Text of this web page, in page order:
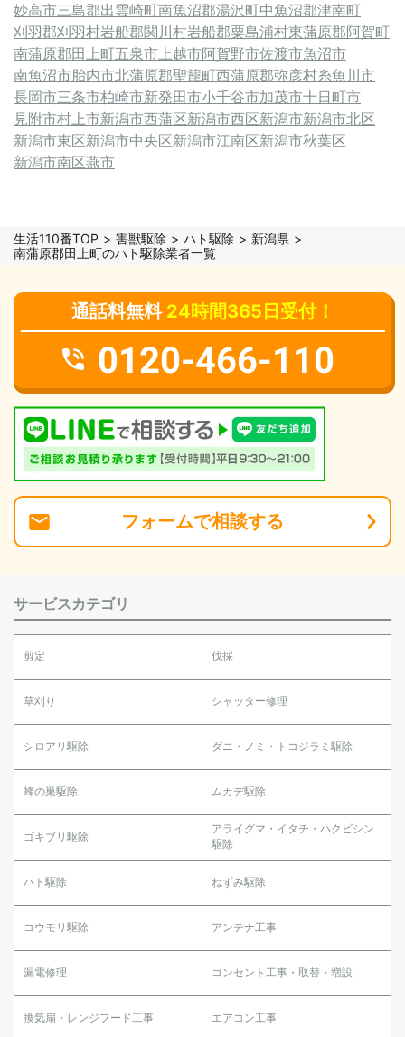
妙高市三島郡出雲崎町南魚沼郡湯沢町中魚沼郡津南町
刈羽郡刈羽村岩船郡関川村岩船郡粟島浦村東蒲原郡阿賀町
南蒲原郡田上町五泉市上越市阿賀野市佐渡市魚沼市
南魚沼市胎内市北蒲原郡聖籠町西蒲原郡弥彦村糸魚川市
長岡市三条市柏崎市新発田市小千谷市加茂市十日町市
見附市村上市新潟市西蒲区新潟市西区新潟市新潟市北区
新潟市東区新潟市中央区新潟市江南区新潟市秋葉区
新潟市南区燕市
生活110番TOP 害獣駆除 ハト駆除
新潟県
南蒲原郡田上町のハト駆除業者一覧
通話料無料 24時間365日受付！
0120-466-110
フォームで相談する
サービスカテゴリ
剪定 伐採
草刈り シャッター修理
シロアリ駆除 ダニ・ノミ・トコジラミ駆除
蜂の巣駆除 ムカデ駆除
ゴキブリ駆除
アライグマ・イタチ・ハクビシン
駆除
ハト駆除 ねずみ駆除
コウモリ駆除 アンテナ工事
漏電修理 コンセント工事・取替・増設
換気扇・レンジフード工事 エアコン工事